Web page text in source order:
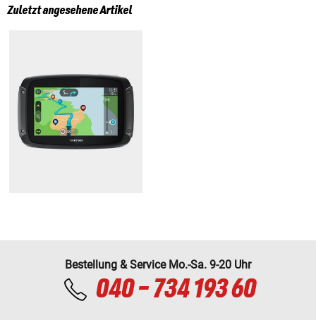
Zuletzt angesehene Artikel
Bestellung & Service Mo.-Sa. 9-20 Uhr
040 - 734 193 60